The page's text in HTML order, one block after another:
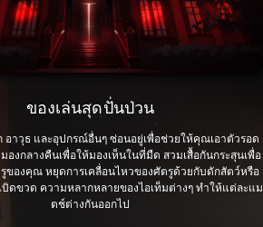
ของเล่นสุดปั่นป่วน
าวุธ และอุปกรณ์อื่นๆ ซ่อนอยู่เพื่อช่วยให้คุณเอาตัวรอด
องกลางคืนเพื่อให้มองเห็นในที่มืด สวมเสื้อกันกระสุนเพื่อ
ของคุณ หยุดการเคลื่อนไหวของศัตรูด้วยกับดักสัตว์หรือ
บิดขวด ความหลากหลายของไอเท็มต่างๆ ทำให้แต่ละแม
ตช์ต่างกันออกไป